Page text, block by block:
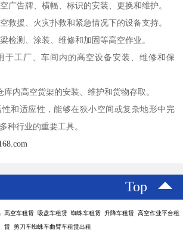
广告牌、横幅、标识的安装、更换和维护。
救援、火灾扑救和紧急情况下的设备支持。
检测、涂装、维修和加固等高空作业。
于工厂、车间内的高空设备安装、维修和保
库内高空货架的安装、维护和货物存取。
和适应性，能够在狭小空间或复杂地形中完
种行业的重要工具。
Top
高空车租赁 吸盘车租赁 蜘蛛车租赁 升降车租赁 高空作业平台租
赁 剪刀车蜘蛛车曲臂车租赁出租